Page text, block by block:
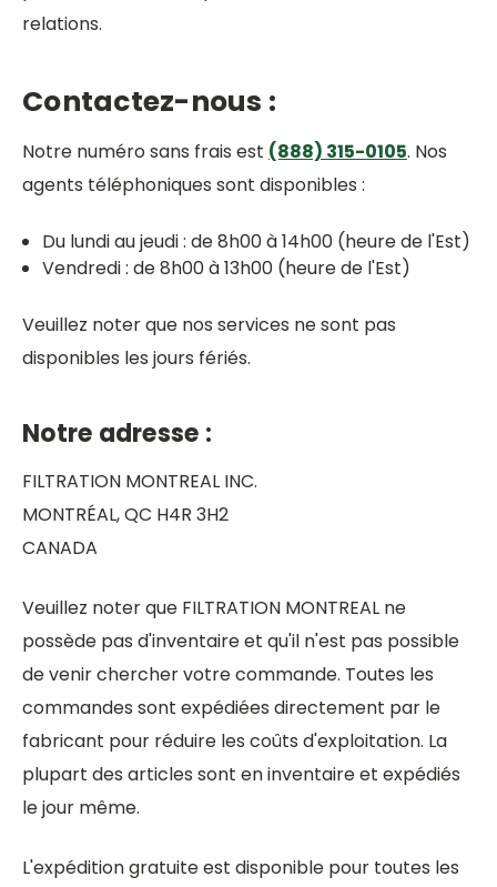
relations.
Contactez-nous :
Notre numéro sans frais est (888) 315-0105. Nos
agents téléphoniques sont disponibles :
Du lundi au jeudi : de 8h00 à 14h00 (heure de l'Est)
Vendredi : de 8h00 à 13h00 (heure de l'Est)
Veuillez noter que nos services ne sont pas
disponibles les jours fériés.
Notre adresse :
FILTRATION MONTREAL INC.
MONTRÉAL, QC H4R 3H2
CANADA
Veuillez noter que FILTRATION MONTREAL ne
possède pas d'inventaire et qu'il n'est pas possible
de venir chercher votre commande. Toutes les
commandes sont expédiées directement par le
fabricant pour réduire les coûts d'exploitation. La
plupart des articles sont en inventaire et expédiés
le jour même.
L'expédition gratuite est disponible pour toutes les